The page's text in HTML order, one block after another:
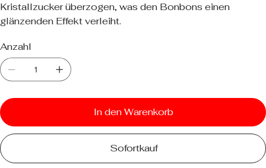
Kristallzucker überzogen, was den Bonbons einen
glänzenden Effekt verleiht.
Anzahl
In den Warenkorb
Sofortkauf